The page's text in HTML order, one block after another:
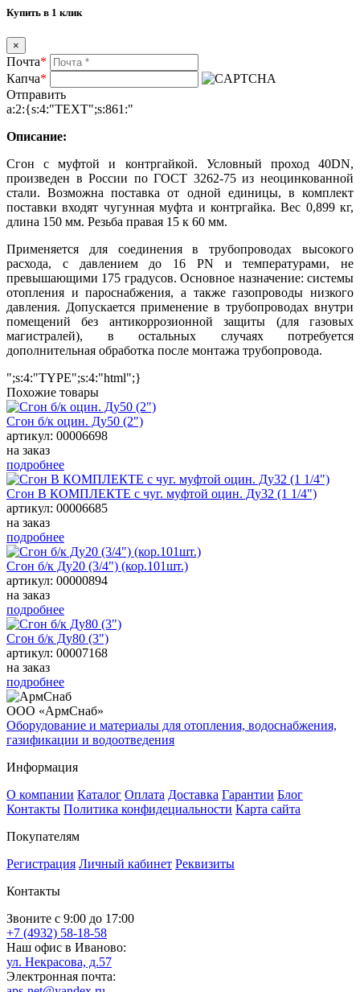
Купить в 1 клик
×
Почта*
Капча*
Отправить
a:2:{s:4:"TEXT";s:861:"
Описание:
Сгон с муфтой и контргайкой. Условный проход 40DN,
произведен в России по ГОСТ 3262-75 из неоцинкованной
стали. Возможна поставка от одной единицы, в комплект
поставки входят чугунная муфта и контргайка. Вес 0,899 кг,
длина 150 мм. Резьба правая 15 к 60 мм.
Применяется для соединения в трубопроводах высокого
расхода, с давлением до 16 PN и температурами, не
превышающими 175 градусов. Основное назначение: системы
отопления и пароснабжения, а также газопроводы низкого
давления. Допускается применение в трубопроводах внутри
помещений без антикоррозионной защиты (для газовых
магистралей), в остальных случаях потребуется
дополнительная обработка после монтажа трубопровода.
";s:4:"TYPE";s:4:"html";}
Похожие товары
Сгон б/к оцин. Ду50 (2")
артикул: 00006698
на заказ
подробнее
Сгон В КОМПЛЕКТЕ с чуг. муфтой оцин. Ду32 (1 1/4")
артикул: 00006685
на заказ
подробнее
Сгон б/к Ду20 (3/4") (кор.101шт.)
артикул: 00000894
на заказ
подробнее
Сгон б/к Ду80 (3")
артикул: 00007168
на заказ
подробнее
ООО «АрмСнаб»
Оборудование и материалы для отопления, водоснабжения,
газификации и водоотведения
Информация
О компании Каталог Оплата Доставка Гарантии Блог
Контакты Политика конфидециальности Карта сайта
Покупателям
Регистрация Личный кабинет Реквизиты
Контакты
Звоните с 9:00 до 17:00
+7 (4932) 58-18-58
Наш офис в Иваново:
ул. Некрасова, д.57
Электронная почта: